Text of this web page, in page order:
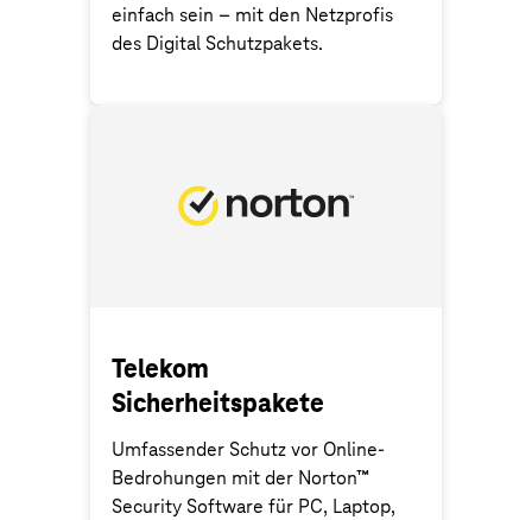
einfach sein – mit den Netzprofis
des Digital Schutzpakets.
Telekom
Sicherheitspakete
Umfassender Schutz vor Online-
Bedrohungen mit der Norton™
Security Software für PC, Laptop,